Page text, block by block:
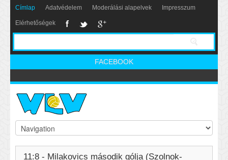
Címlap Adatvédelem Moderálási alapelvek Impresszum
Elérhetőségek
FACEBOOK
11:8 - Milakovics második gólja (Szolnok-